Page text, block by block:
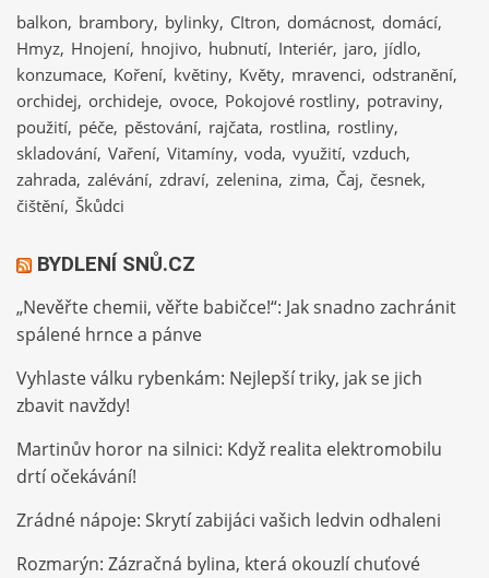
balkon brambory bylinky CItron domácnost domácí
Hmyz Hnojení hnojivo hubnutí Interiér jaro jídlo
konzumace Koření květiny Květy mravenci odstranění
orchidej orchideje ovoce Pokojové rostliny potraviny
použití péče pěstování rajčata rostlina rostliny
skladování Vaření Vitamíny voda využití vzduch
zahrada zalévání zdraví zelenina zima Čaj česnek
čištění Škůdci
BYDLENÍ SNŮ.CZ
„Nevěřte chemii, věřte babičce!“: Jak snadno zachránit
spálené hrnce a pánve
Vyhlaste válku rybenkám: Nejlepší triky, jak se jich
zbavit navždy!
Martinův horor na silnici: Když realita elektromobilu
drtí očekávání!
Zrádné nápoje: Skrytí zabijáci vašich ledvin odhaleni
Rozmarýn: Zázračná bylina, která okouzlí chuťové